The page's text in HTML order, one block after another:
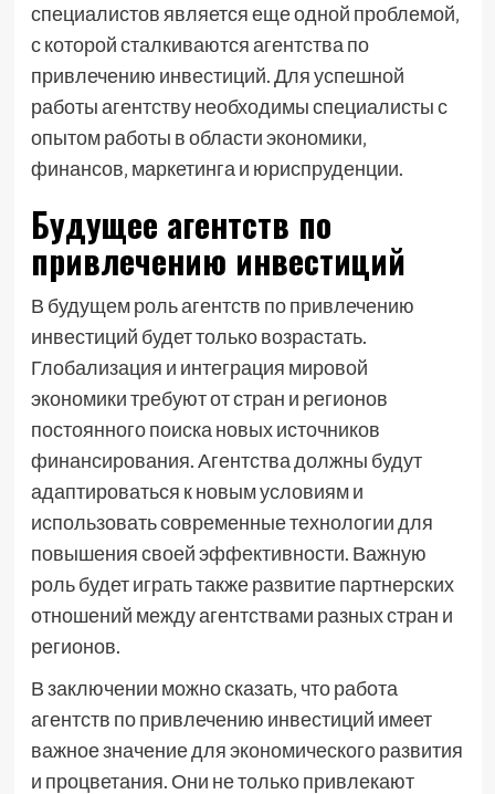
специалистов является еще одной проблемой‚
с которой сталкиваются агентства по
привлечению инвестиций. Для успешной
работы агентству необходимы специалисты с
опытом работы в области экономики‚
финансов‚ маркетинга и юриспруденции.
Будущее агентств по
привлечению инвестиций
В будущем роль агентств по привлечению
инвестиций будет только возрастать.
Глобализация и интеграция мировой
экономики требуют от стран и регионов
постоянного поиска новых источников
финансирования. Агентства должны будут
адаптироваться к новым условиям и
использовать современные технологии для
повышения своей эффективности. Важную
роль будет играть также развитие партнерских
отношений между агентствами разных стран и
регионов.
В заключении можно сказать‚ что работа
агентств по привлечению инвестиций имеет
важное значение для экономического развития
и процветания. Они не только привлекают